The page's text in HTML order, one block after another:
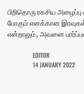
பிறிதொரு ரகசிய அழைப்பு
போகும் எனக்கான
என்றாலும், அவனை
EDITOR
14 JANUARY 2022